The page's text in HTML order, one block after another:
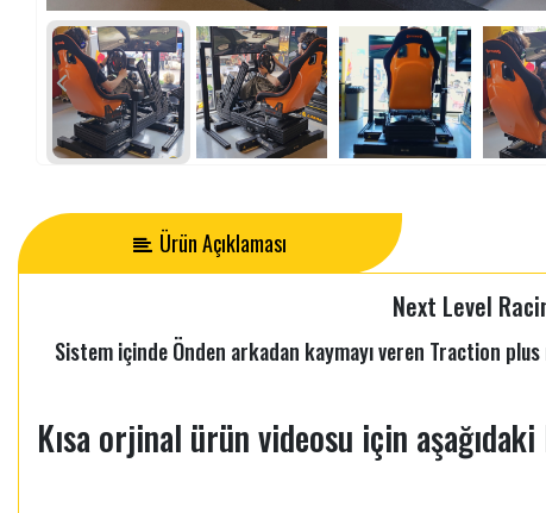
Ürün Açıklaması
Next Level
Sistem içinde Önden arkadan kaymayı veren Traction
Kısa orjinal ürün videosu için